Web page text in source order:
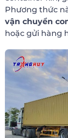
Phương thức
vận chuyển
hoặc gửi hàng